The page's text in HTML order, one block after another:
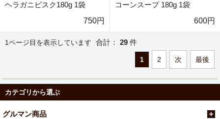
ヘラガニビスク180g 1袋
750円
コーンスープ 180g 1袋
600円
1ページ目を表示しています 合計： 29 件
1 2 次 最後
カテゴリから選ぶ
グルマン商品